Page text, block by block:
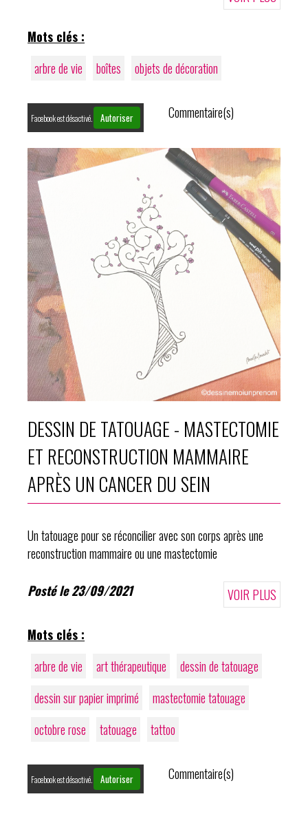
Mots clés :
arbre de vie
boîtes objets de décoration
Facebook est désactivé. Autoriser Commentaire(s)
DESSIN DE TATOUAGE - MASTECTOMIE
ET RECONSTRUCTION MAMMAIRE
APRÈS UN CANCER DU SEIN
Un tatouage pour se réconcilier avec son corps après une
reconstruction mammaire ou une mastectomie
Posté le 23/09/2021 VOIR PLUS
Mots clés :
arbre de vie
art thérapeutique
dessin de tatouage
dessin sur papier imprimé
mastectomie tatouage
octobre rose
tatouage tattoo
Facebook est désactivé. Autoriser Commentaire(s)